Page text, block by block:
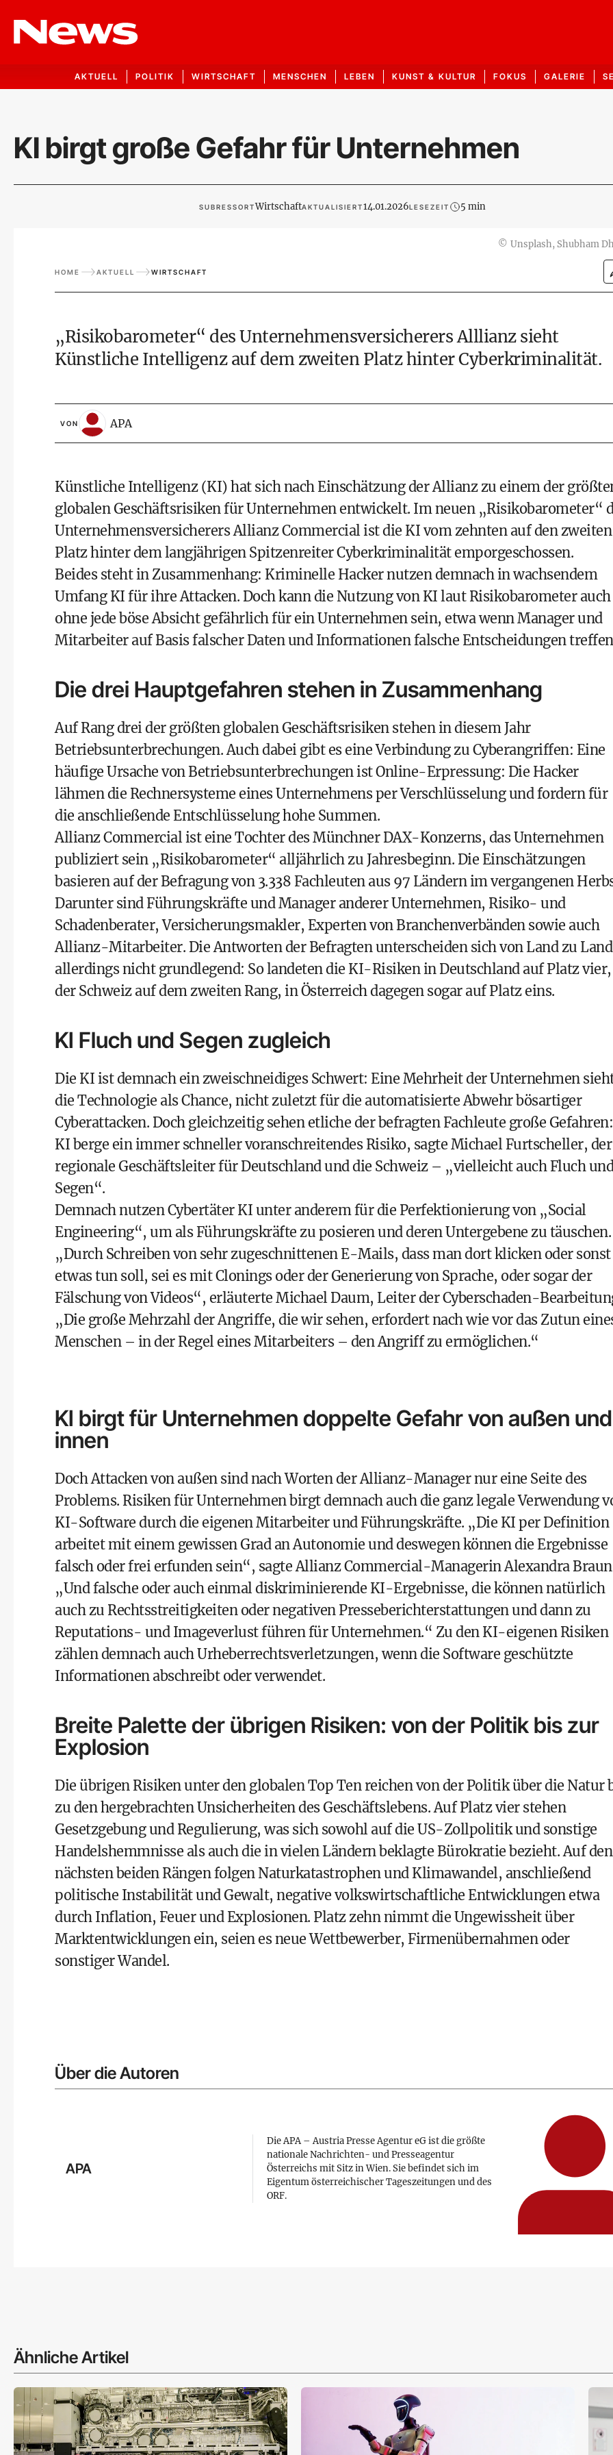
AKTUELL POLITIK WIRTSCHAFT MENSCHEN LEBEN KUNST & KULTUR FOKUS GALERIE
KI birgt große Gefahr für Unternehmen
SUBRESSORTWirtschaftAKTUALISIERT14.01.2026LESEZEIT 5 min
© Unsplash, Shubham
HOME AKTUELL WIRTSCHAFT
„Risikobarometer“ des Unternehmensversicherers Alllianz sieht
Künstliche Intelligenz auf dem zweiten Platz hinter Cyberkriminalität.
VON APA
Künstliche Intelligenz (KI) hat sich nach Einschätzung der Allianz zu einem der
globalen Geschäftsrisiken für Unternehmen entwickelt. Im neuen „Risikobarometer“
Unternehmensversicherers Allianz Commercial ist die KI vom zehnten auf den zweiten
Platz hinter dem langjährigen Spitzenreiter Cyberkriminalität emporgeschossen.
Beides steht in Zusammenhang: Kriminelle Hacker nutzen demnach in wachsendem
Umfang KI für ihre Attacken. Doch kann die Nutzung von KI laut Risikobarometer auch
ohne jede böse Absicht gefährlich für ein Unternehmen sein, etwa wenn Manager und
Mitarbeiter auf Basis falscher Daten und Informationen falsche Entscheidungen
Die drei Hauptgefahren stehen in Zusammenhang
Auf Rang drei der größten globalen Geschäftsrisiken stehen in diesem Jahr
Betriebsunterbrechungen. Auch dabei gibt es eine Verbindung zu Cyberangriffen: Eine
häufige Ursache von Betriebsunterbrechungen ist Online-Erpressung: Die Hacker
lähmen die Rechnersysteme eines Unternehmens per Verschlüsselung und fordern für
die anschließende Entschlüsselung hohe Summen.
Allianz Commercial ist eine Tochter des Münchner DAX-Konzerns, das Unternehmen
publiziert sein „Risikobarometer“ alljährlich zu Jahresbeginn. Die Einschätzungen
basieren auf der Befragung von 3.338 Fachleuten aus 97 Ländern im vergangenen
Darunter sind Führungskräfte und Manager anderer Unternehmen, Risiko- und
Schadenberater, Versicherungsmakler, Experten von Branchenverbänden sowie auch
Allianz-Mitarbeiter. Die Antworten der Befragten unterscheiden sich von Land zu
allerdings nicht grundlegend: So landeten die KI-Risiken in Deutschland auf Platz
der Schweiz auf dem zweiten Rang, in Österreich dagegen sogar auf Platz eins.
KI Fluch und Segen zugleich
Die KI ist demnach ein zweischneidiges Schwert: Eine Mehrheit der Unternehmen
die Technologie als Chance, nicht zuletzt für die automatisierte Abwehr bösartiger
Cyberattacken. Doch gleichzeitig sehen etliche der befragten Fachleute große Gefahren:
KI berge ein immer schneller voranschreitendes Risiko, sagte Michael Furtscheller, der
regionale Geschäftsleiter für Deutschland und die Schweiz – „vielleicht auch Fluch und
Segen“.
Demnach nutzen Cybertäter KI unter anderem für die Perfektionierung von „Social
Engineering“, um als Führungskräfte zu posieren und deren Untergebene zu täuschen.
„Durch Schreiben von sehr zugeschnittenen E-Mails, dass man dort klicken oder sonst
etwas tun soll, sei es mit Clonings oder der Generierung von Sprache, oder sogar der
Fälschung von Videos“, erläuterte Michael Daum, Leiter der Cyberschaden-
„Die große Mehrzahl der Angriffe, die wir sehen, erfordert nach wie vor das Zutun
Menschen – in der Regel eines Mitarbeiters – den Angriff zu ermöglichen.“
KI birgt für Unternehmen doppelte Gefahr von außen und
innen
Doch Attacken von außen sind nach Worten der Allianz-Manager nur eine Seite des
Problems. Risiken für Unternehmen birgt demnach auch die ganz legale Verwendung
KI-Software durch die eigenen Mitarbeiter und Führungskräfte. „Die KI per Definition
arbeitet mit einem gewissen Grad an Autonomie und deswegen können die Ergebnisse
falsch oder frei erfunden sein“, sagte Allianz Commercial-Managerin Alexandra
„Und falsche oder auch einmal diskriminierende KI-Ergebnisse, die können natürlich
auch zu Rechtsstreitigkeiten oder negativen Presseberichterstattungen und dann zu
Reputations- und Imageverlust führen für Unternehmen.“ Zu den KI-eigenen Risiken
zählen demnach auch Urheberrechtsverletzungen, wenn die Software geschützte
Informationen abschreibt oder verwendet.
Breite Palette der übrigen Risiken: von der Politik bis zur
Explosion
Die übrigen Risiken unter den globalen Top Ten reichen von der Politik über die Natur
zu den hergebrachten Unsicherheiten des Geschäftslebens. Auf Platz vier stehen
Gesetzgebung und Regulierung, was sich sowohl auf die US-Zollpolitik und sonstige
Handelshemmnisse als auch die in vielen Ländern beklagte Bürokratie bezieht. Auf den
nächsten beiden Rängen folgen Naturkatastrophen und Klimawandel, anschließend
politische Instabilität und Gewalt, negative volkswirtschaftliche Entwicklungen etwa
durch Inflation, Feuer und Explosionen. Platz zehn nimmt die Ungewissheit über
Marktentwicklungen ein, seien es neue Wettbewerber, Firmenübernahmen oder
sonstiger Wandel.
Über die Autoren
APA
Die APA – Austria Presse Agentur eG ist die größte
nationale Nachrichten- und Presseagentur
Österreichs mit Sitz in Wien. Sie befindet sich im
Eigentum österreichischer Tageszeitungen und des
ORF.
Ähnliche Artikel